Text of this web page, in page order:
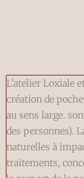
L’atelier Loxiale
création de
au sens large.
des personnes).
naturelles à
traitements,